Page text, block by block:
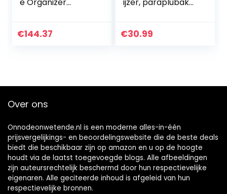
e Organizer
Rechthoekige
Thuis en Kantoor
€144.37
ijzer, paraplubak
4 haken voor
SST02an
€30.99
Over ons
Onnodeonwetende.nl is een moderne alles-in-één
prijsvergelijkings- en beoordelingswebsite die de beste deals
biedt die beschikbaar zijn op amazon en u op de hoogte
houdt via de laatst toegevoegde blogs. Alle afbeeldingen
zijn auteursrechtelijk beschermd door hun respectievelijke
eigenaren. Alle geciteerde inhoud is afgeleid van hun
respectievelijke bronnen.